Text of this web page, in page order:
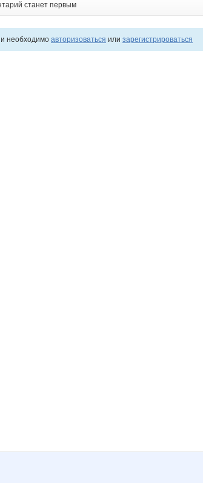
станет первым
необходимо авторизоваться или зарегистрироваться